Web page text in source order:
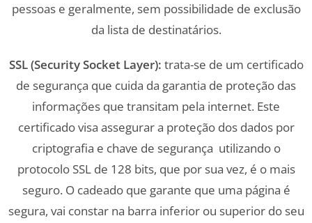
pessoas e geralmente, sem possibilidade de exclusão
da lista de destinatários.
SSL (Security Socket Layer): trata-se de um certificado
de segurança que cuida da garantia de proteção das
informações que transitam pela internet. Este
certificado visa assegurar a proteção dos dados por
criptografia e chave de segurança utilizando o
protocolo SSL de 128 bits, que por sua vez, é o mais
seguro. O cadeado que garante que uma página é
segura, vai constar na barra inferior ou superior do seu